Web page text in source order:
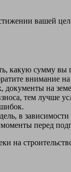
вашей
какую сумму вы
внимание
документы на
тем лучше
в зависимости
перед